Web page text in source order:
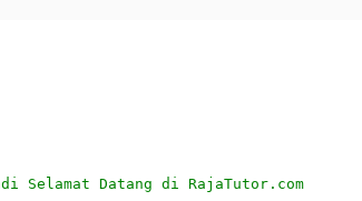
Selamat Datang di RajaTutor.com